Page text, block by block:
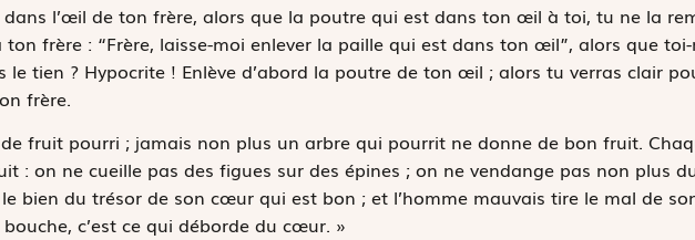
dans l’œil de ton frère, alors que la poutre qui est dans ton œil à toi, tu ne la
frère : “Frère, laisse-moi enlever la paille qui est dans ton œil”, alors que
tien ? Hypocrite ! Enlève d’abord la poutre de ton œil ; alors tu verras clair
frère.
fruit pourri ; jamais non plus un arbre qui pourrit ne donne de bon fruit.
: on ne cueille pas des figues sur des épines ; on ne vendange pas non plus
bien du trésor de son cœur qui est bon ; et l’homme mauvais tire le mal de
c’est ce qui déborde du cœur. »